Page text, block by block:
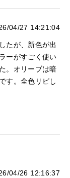
04/27 14:21:04
たが、新色が出
ーがすごく使い
。オリーブは暗
す。全色リピし
04/26 12:16:37